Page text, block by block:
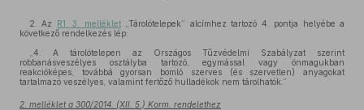
2. Az R1. 3. melléklet„Tárolótelepek” alcímhez tartozó 4. pontja helyébe a
következő rendelkezés lép:
„4. A tárolótelepen az Országos Tűzvédelmi Szabályzat szerint
robbanásveszélyes osztályba tartozó, egymással vagy önmagukban
reakcióképes, továbbá gyorsan bomló szerves (és szervetlen) anyagokat
tartalmazó veszélyes, valamint fertőző hulladékok nem tárolhatók.”
2. melléklet a 300/2014. (XII. 5.) Korm. rendelethez